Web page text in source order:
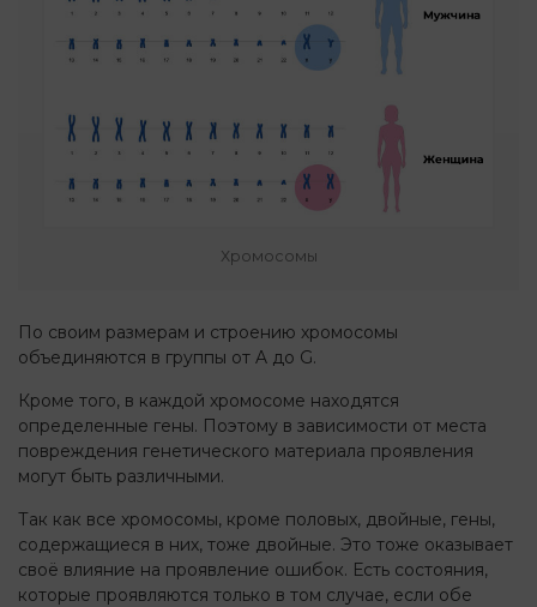
Хромосомы
По своим размерам и строению хромосомы
объединяются в группы от A до G.
Кроме того, в каждой хромосоме находятся
определенные гены. Поэтому в зависимости от места
повреждения генетического материала проявления
могут быть различными.
Так как все хромосомы, кроме половых, двойные, гены,
содержащиеся в них, тоже двойные. Это тоже оказывает
своё влияние на проявление ошибок. Есть состояния,
которые проявляются только в том случае, если обе